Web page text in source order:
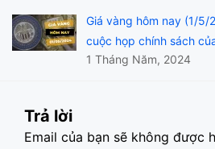
Giá vàng hôm nay (1/5/
cuộc họp chính sách
1 Tháng Năm, 2024
Trả lời
Email của bạn sẽ không được